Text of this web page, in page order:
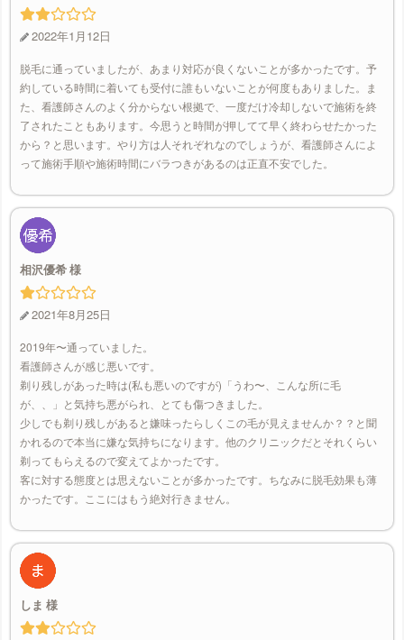
2022年1月12日
脱毛に通っていましたが、あまり対応が良くないことが多かったです。予
約している時間に着いても受付に誰もいないことが何度もありました。ま
た、看護師さんのよく分からない根拠で、一度だけ冷却しないで施術を終
了されたこともあります。今思うと時間が押してて早く終わらせたかった
から？と思います。やり方は人それぞれなのでしょうが、看護師さんによ
って施術手順や施術時間にバラつきがあるのは正直不安でした。
相沢優希
2021年8月25日
2019年〜通っていました。
看護師さんが感じ悪いです。
剃り残しがあった時は(私も悪いのですが)「うわ〜、こんな所に毛
が、、」と気持ち悪がられ、とても傷つきました。
少しでも剃り残しがあると嫌味ったらしくこの毛が見えませんか？？と聞
かれるので本当に嫌な気持ちになります。他のクリニックだとそれくらい
剃ってもらえるので変えてよかったです。
客に対する態度とは思えないことが多かったです。ちなみに脱毛効果も薄
かったです。ここにはもう絶対行きません。
しま